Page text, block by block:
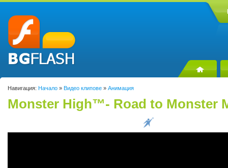
Навигация: Начало » Видео клипове » Анимация
Monster High™- Road to Monster